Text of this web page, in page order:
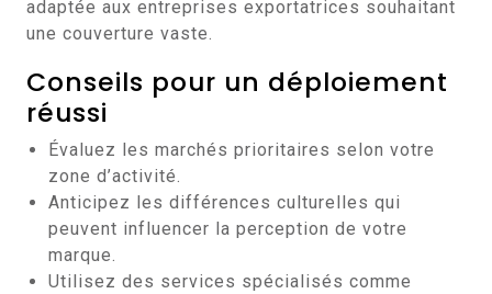
adaptée aux entreprises exportatrices souhaitant
une couverture vaste.
Conseils pour un déploiement
réussi
Évaluez les marchés prioritaires selon votre
zone d’activité.
Anticipez les différences culturelles qui
peuvent influencer la perception de votre
marque.
Utilisez des services spécialisés comme